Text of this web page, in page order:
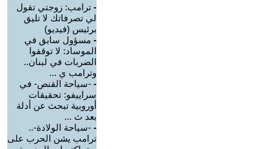
- ترامب: زوجتي تقول
لي تصرفاتك لا تليق
برئيس (فيديو)
- مسؤول سابق في
الموساد: لا توقفوا
الضربات في لبنان..
وترامب ي ...
- -سياحة القنص- في
سراييفو: تحقيقات
أوروبية تبحث عن أدلة
بعد ث ...
- -سياحة الولادة-..
ترامب يشن الحرب على